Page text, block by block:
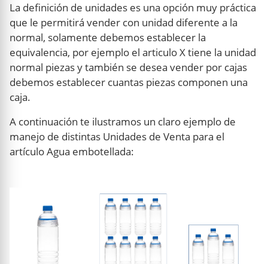
La definición de unidades es una opción muy práctica
que le permitirá vender con unidad diferente a la
normal, solamente debemos establecer la
equivalencia, por ejemplo el articulo X tiene la unidad
normal piezas y también se desea vender por cajas
debemos establecer cuantas piezas componen una
caja.
A continuación te ilustramos un claro ejemplo de
manejo de distintas Unidades de Venta para el
artículo Agua embotellada: